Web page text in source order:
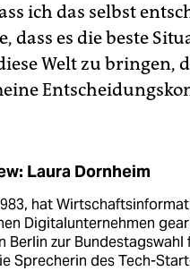
ich das selbst
dass es die beste
Welt zu bringen,
Laura Dornheim
hat
Digitalunternehmen
Berlin zur Bundestagswahl
Sprecherin des Tech-